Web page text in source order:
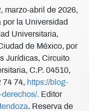
marzo-abril de 2026,
la Universidad
Universitaria,
de México, por
Jurídicas, Circuito
C.P. 04510,
74 74, https://blog-
. Editor
. Reserva de